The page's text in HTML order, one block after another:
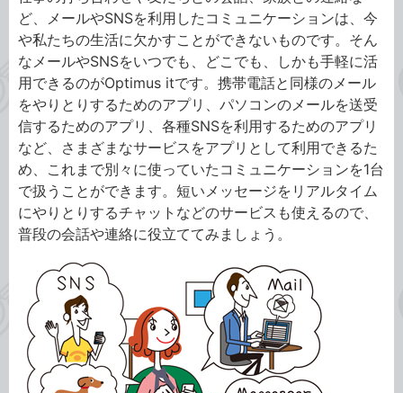
ど、メールやSNSを利用したコミュニケーションは、今
や私たちの生活に欠かすことができないものです。そん
なメールやSNSをいつでも、どこでも、しかも手軽に活
用できるのがOptimus itです。携帯電話と同様のメール
をやりとりするためのアプリ、パソコンのメールを送受
信するためのアプリ、各種SNSを利用するためのアプリ
など、さまざまなサービスをアプリとして利用できるた
め、これまで別々に使っていたコミュニケーションを1台
で扱うことができます。短いメッセージをリアルタイム
にやりとりするチャットなどのサービスも使えるので、
普段の会話や連絡に役立ててみましょう。